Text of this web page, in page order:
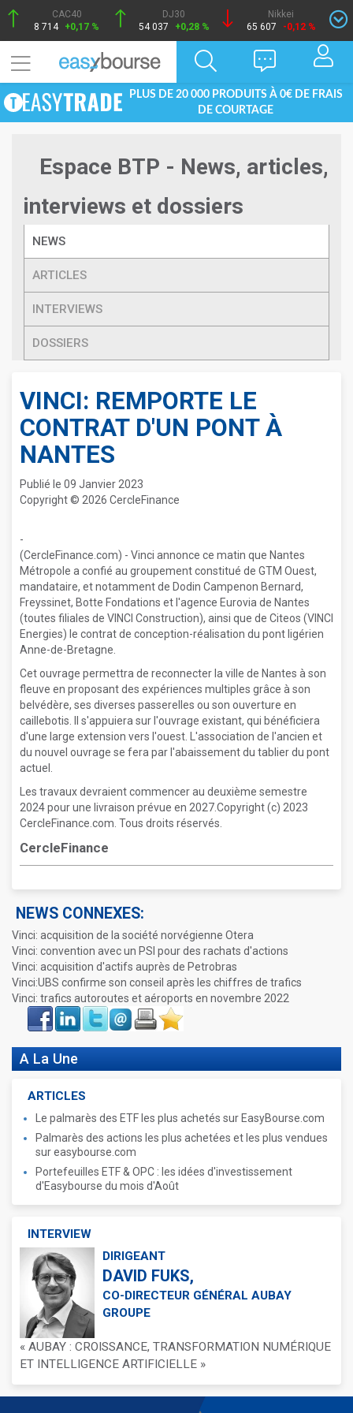
CAC40
8 714 +0,17 %
DJ30
54 037
+0,28 %
Nikkei
65 607
-0,12 %
PLUS DE 20 000 PRODUITS À 0€ DE FRAIS
DE COURTAGE
Espace BTP - News, articles,
interviews et dossiers
NEWS
ARTICLES
INTERVIEWS
DOSSIERS
VINCI: REMPORTE LE
CONTRAT D'UN PONT À
NANTES
Publié le 09 Janvier 2023
Copyright © 2026 CercleFinance
-
(CercleFinance.com) - Vinci annonce ce matin que Nantes
Métropole a confié au groupement constitué de GTM Ouest,
mandataire, et notamment de Dodin Campenon Bernard,
Freyssinet, Botte Fondations et l'agence Eurovia de Nantes
(toutes filiales de VINCI Construction), ainsi que de Citeos (VINCI
Energies) le contrat de conception-réalisation du pont ligérien
Anne-de-Bretagne.
Cet ouvrage permettra de reconnecter la ville de Nantes à son
fleuve en proposant des expériences multiples grâce à son
belvédère, ses diverses passerelles ou son ouverture en
caillebotis. Il s'appuiera sur l'ouvrage existant, qui bénéficiera
d'une large extension vers l'ouest. L'association de l'ancien et
du nouvel ouvrage se fera par l'abaissement du tablier du pont
actuel.
Les travaux devraient commencer au deuxième semestre
2024 pour une livraison prévue en 2027.Copyright (c) 2023
CercleFinance.com. Tous droits réservés.
CercleFinance
NEWS CONNEXES:
Vinci: acquisition de la société norvégienne Otera
Vinci: convention avec un PSI pour des rachats d'actions
Vinci: acquisition d'actifs auprès de Petrobras
Vinci:UBS confirme son conseil après les chiffres de trafics
Vinci: trafics autoroutes et aéroports en novembre 2022
Face
book
LinkIn Twitter Envoyer ImprimerFavoris
A La Une
ARTICLES
Le palmarès des ETF les plus achetés sur EasyBourse.com
Palmarès des actions les plus achetées et les plus vendues
sur easybourse.com
Portefeuilles ETF & OPC : les idées d'investissement
d'Easybourse du mois d'Août
INTERVIEW
DIRIGEANT
DAVID FUKS,
CO-DIRECTEUR GÉNÉRAL AUBAY
GROUPE
« AUBAY : CROISSANCE, TRANSFORMATION NUMÉRIQUE
ET INTELLIGENCE ARTIFICIELLE »